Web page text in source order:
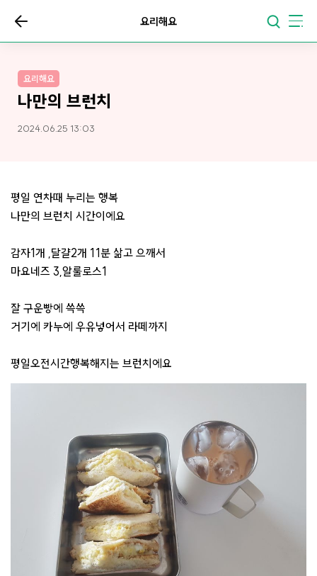
요리해요
요리해요
나만의 브런치
2024.06.25 13:03
평일 연차때 누리는 행복
나만의 브런치 시간이에요
감자1개 ,달걀2개 11분 삶고 으깨서
마요네즈 3,알룰로스1
잘 구운빵에 쓱쓱
거기에 카누에 우유넣어서 라떼까지
평일오전시간행복해지는 브런치에요